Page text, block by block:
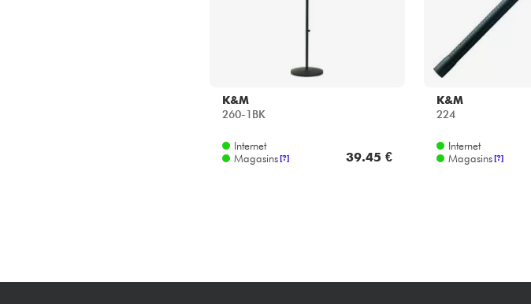
K&M
260-1BK
Internet
Magasins [?] 39.45 €
K&M
224
Internet
Magasins [?]